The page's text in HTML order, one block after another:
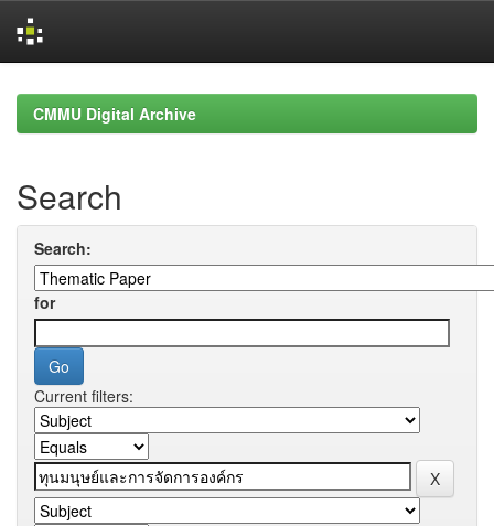
navigationCMMU Digital Archive
Search
Search:
for
Current filters: